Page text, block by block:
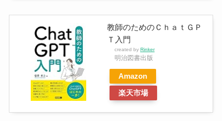
教師のためのＣｈａｔＧＰ
Ｔ入門
created by Rinker
明治図書出版
Amazon
楽天市場